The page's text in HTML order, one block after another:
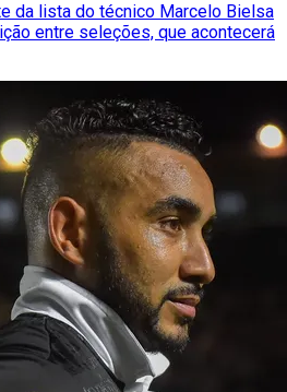
da lista do técnico Marcelo Bielsa
entre seleções, que acontecerá